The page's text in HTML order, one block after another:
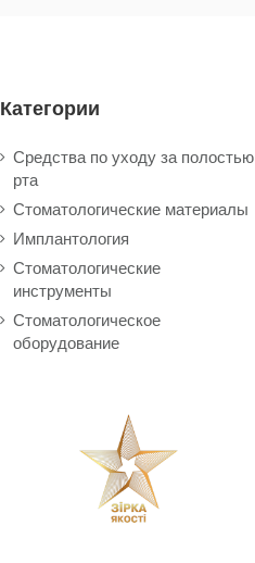
Категории
Средства по уходу за полостью
рта
Стоматологические материалы
Имплантология
Стоматологические
инструменты
Стоматологическое
оборудование